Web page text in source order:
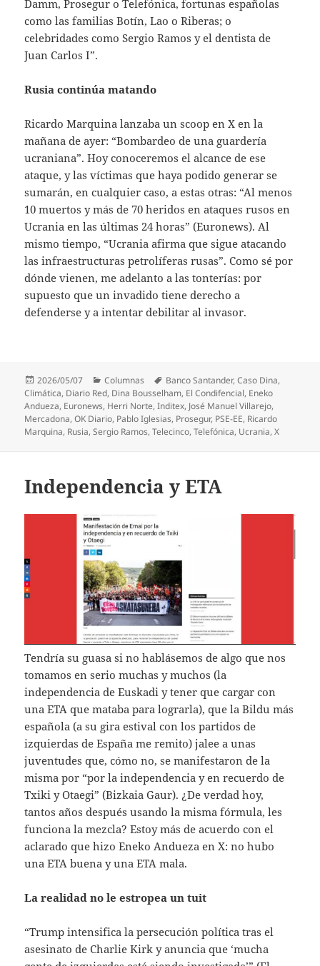
Damm, Prosegur o Telefónica, fortunas españolas
como las familias Botín, Lao o Riberas; o
celebridades como Sergio Ramos y el dentista de
Juan Carlos I”.
Rusia continúa matando
Ricardo Marquina lanzaba un scoop en X en la
mañana de ayer: “Bombardeo de una guardería
ucraniana”. Hoy conoceremos el alcance de ese
ataque, y las víctimas que haya podido generar se
sumarán, en cualquier caso, a estas otras: “Al menos
10 muertos y más de 70 heridos en ataques rusos en
Ucrania en las últimas 24 horas” (Euronews). Al
mismo tiempo, “Ucrania afirma que sigue atacando
las infraestructuras petrolíferas rusas”. Como sé por
dónde vienen, me adelanto a las tonterías: por
supuesto que un invadido tiene derecho a
defenderse y a intentar debilitar al invasor.
Publicado
el
2026/05/07 Categorías
Columnas Etiquetas
Banco Santander,Caso Dina,
Climática, Diario Red, Dina Bousselham, El Condifencial, Eneko
Andueza, Euronews, Herri Norte,Inditex, José Manuel Villarejo,
Mercadona,OK Diario, Pablo Iglesias, Prosegur, PSE-EE, Ricardo
Marquina, Rusia,Sergio Ramos,Telecinco,Telefónica, Ucrania,X
Independencia y ETA
Tendría su guasa si no hablásemos de algo que nos
tomamos en serio muchas y muchos (la
independencia de Euskadi y tener que cargar con
una ETA que mataba para lograrla), que la Bildu más
española (a su gira estival con los partidos de
izquierdas de España me remito) jalee a unas
juventudes que, cómo no, se manifestaron de la
misma por “por la independencia y en recuerdo de
Txiki y Otaegi” (Bizkaia Gaur). ¿De verdad hoy,
tantos años después usando la misma fórmula, les
funciona la mezcla? Estoy más de acuerdo con el
aclarado que hizo Eneko Andueza en X: no hubo
una ETA buena y una ETA mala.
La realidad no le estropea un tuit
“Trump intensifica la persecución política tras el
asesinato de Charlie Kirk y anuncia que ‘mucha